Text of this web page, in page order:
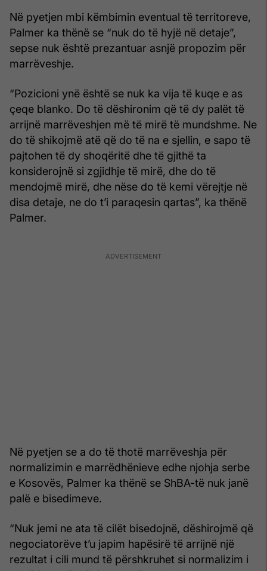
Në pyetjen mbi këmbimin eventual të territoreve,
Palmer ka thënë se “nuk do të hyjë në detaje”,
sepse nuk është prezantuar asnjë propozim për
marrëveshje.
“Pozicioni ynë është se nuk ka vija të kuqe e as
çeqe blanko. Do të dëshironim që të dy palët të
arrijnë marrëveshjen më të mirë të mundshme. Ne
do të shikojmë atë që do të na e sjellin, e sapo të
pajtohen të dy shoqëritë dhe të gjithë ta
konsiderojnë si zgjidhje të mirë, dhe do të
mendojmë mirë, dhe nëse do të kemi vërejtje në
disa detaje, ne do t’i paraqesin qartas”, ka thënë
Palmer.
Në pyetjen se a do të thotë marrëveshja për
normalizimin e marrëdhënieve edhe njohja serbe
e Kosovës, Palmer ka thënë se ShBA-të nuk janë
palë e bisedimeve.
“Nuk jemi ne ata të cilët bisedojnë, dëshirojmë që
negociatorëve t’u japim hapësirë të arrijnë një
rezultat i cili mund të përshkruhet si normalizim i